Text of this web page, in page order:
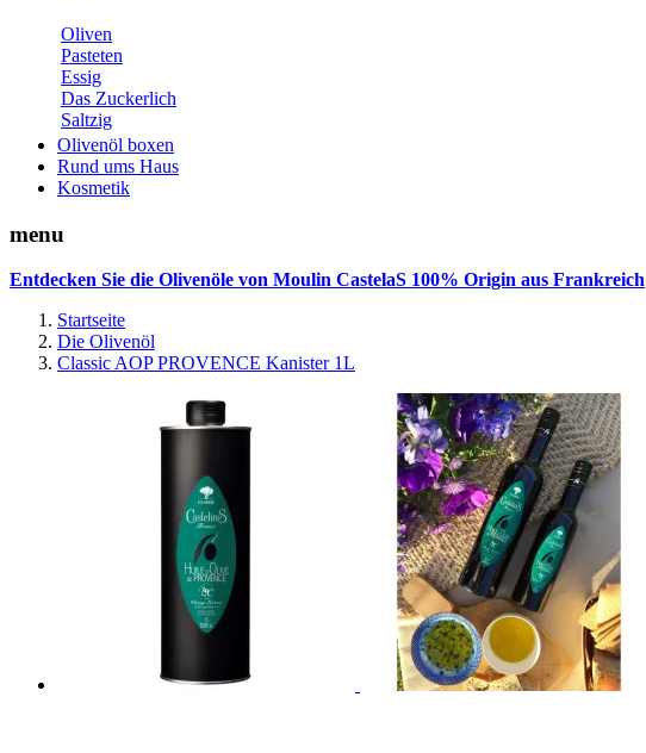
Oliven
Pasteten
Essig
Das Zuckerlich
Saltzig
Olivenöl boxen
Rund ums Haus
Kosmetik
menu
Entdecken Sie die Olivenöle von Moulin CastelaS 100% Origin aus Frankreich
Startseite
Die Olivenöl
Classic AOP PROVENCE Kanister 1L